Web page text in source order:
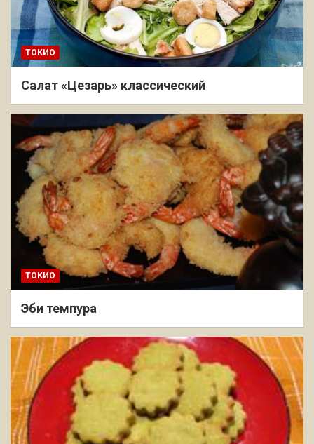
ТОКИО
Салат «Цезарь» классический
ТОКИО
Эби темпура